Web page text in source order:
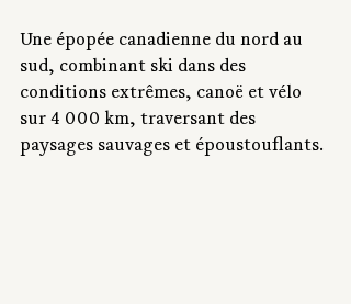
Une épopée canadienne du nord au
sud, combinant ski dans des
conditions extrêmes, canoë et vélo
sur 4 000 km, traversant des
paysages sauvages et époustouflants.